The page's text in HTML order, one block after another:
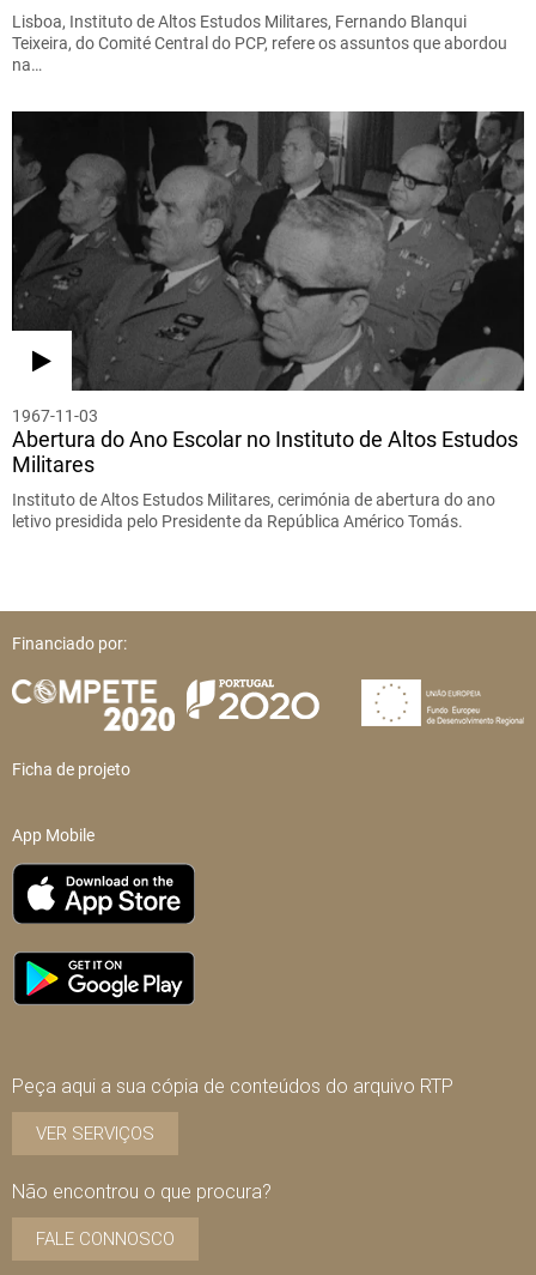
Lisboa, Instituto de Altos Estudos Militares, Fernando Blanqui
Teixeira, do Comité Central do PCP, refere os assuntos que abordou
na…
1967-11-03
Abertura do Ano Escolar no Instituto de Altos Estudos
Militares
Instituto de Altos Estudos Militares, cerimónia de abertura do ano
letivo presidida pelo Presidente da República Américo Tomás.
Financiado por:
Ficha de projeto
App Mobile
Peça aqui a sua cópia de conteúdos do arquivo RTP
VER SERVIÇOS
Não encontrou o que procura?
FALE CONNOSCO